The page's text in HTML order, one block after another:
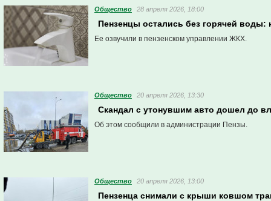
Общество 28 апреля 2026, 18:00
Пензенцы остались без горячей воды:
Ее озвучили в пензенском управлении ЖКХ.
Общество 20 апреля 2026, 13:30
Скандал с утонувшим авто дошел до
Об этом сообщили в администрации Пензы.
Общество 20 апреля 2026, 13:00
Пензенца снимали с крыши ковшом